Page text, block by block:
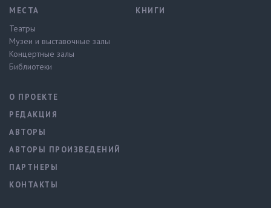
МЕСТА
Театры
Музеи и выставочные залы
Концертные залы
Библиотеки
КНИГИ
О ПРОЕКТЕ
РЕДАКЦИЯ
АВТОРЫ
АВТОРЫ ПРОИЗВЕДЕНИЙ
ПАРТНЕРЫ
КОНТАКТЫ